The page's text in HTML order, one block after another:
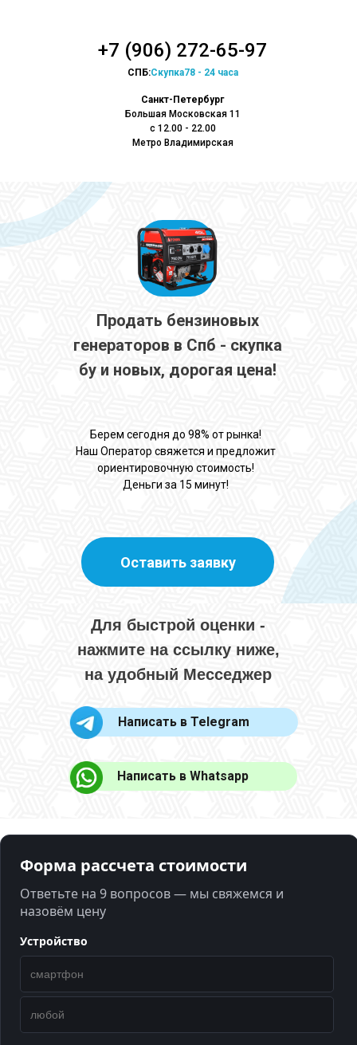
+7 (906) 272-65-97
СПБ:Скупка78 - 24 часа
Санкт-Петербург
Большая Московская 11
с 12.00 - 22.00
Метро Владимирская
Берем сегодня до 98% от рынка!
Наш Оператор свяжется и предложит
ориентировочную стоимость!
Деньги за 15 минут!
Продать бензиновых
генераторов в Спб - скупка
бу и новых, дорогая цена!
Оставить заявку
Написать в Whatsapp
Написать в Telegram
Для быстрой оценки -
нажмите на ссылку ниже,
на удобный Месседжер
Форма рассчета стоимости
Ответьте на 9 вопросов — мы свяжемся и
назовём цену
Устройство